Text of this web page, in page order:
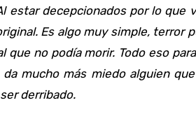
estar decepcionados por lo que
Es algo muy simple, terror
no podía morir. Todo eso
mucho más miedo alguien
derribado.